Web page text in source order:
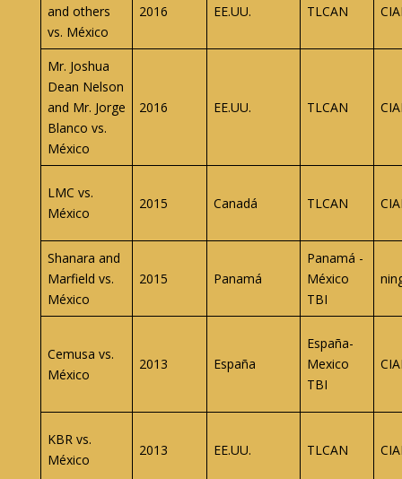
and others
vs. México
2016 EE.UU. TLCAN
Mr. Joshua
Dean Nelson
and Mr. Jorge
Blanco vs.
México
2016 EE.UU. TLCAN
LMC vs.
México
2015 Canadá TLCAN
Shanara and
Marfield vs.
México
2015 Panamá
Panamá -
México
TBI
Cemusa vs.
México
2013 España
España-
Mexico
TBI
KBR vs.
México
2013 EE.UU. TLCAN